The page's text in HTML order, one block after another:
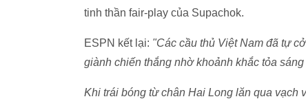
tinh thần fair-play của Supachok.
ESPN kết lại: "Các cầu thủ Việt Nam đã tự
giành chiến thắng nhờ khoảnh khắc tỏa
Khi trái bóng từ chân Hai Long lăn qua vạch